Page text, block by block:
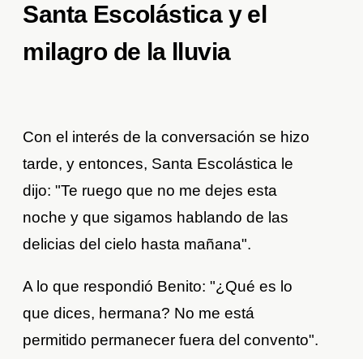
Santa Escolástica y el
milagro de la lluvia
Con el interés de la conversación se hizo
tarde, y entonces, Santa Escolástica le
dijo: "Te ruego que no me dejes esta
noche y que sigamos hablando de las
delicias del cielo hasta mañana".
A lo que respondió Benito: "¿Qué es lo
que dices, hermana? No me está
permitido permanecer fuera del convento".